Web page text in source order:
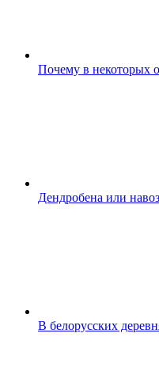
Почему в некоторых
Дендробена или
В белорусских